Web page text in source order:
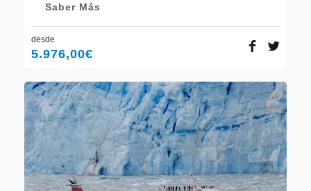
Saber Más
desde
5.976,00€